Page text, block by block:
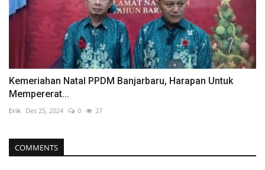
Kemeriahan Natal PPDM Banjarbaru, Harapan Untuk
Mempererat...
Erik Des 25, 2024 0 27
COMMENTS